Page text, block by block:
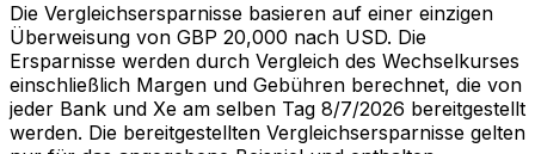
Die Vergleichsersparnisse basieren auf einer einzigen
Überweisung von GBP 20,000 nach USD. Die
Ersparnisse werden durch Vergleich des Wechselkurses
einschließlich Margen und Gebühren berechnet, die von
jeder Bank und Xe am selben Tag 8/7/2026 bereitgestellt
werden. Die bereitgestellten Vergleichsersparnisse gelten